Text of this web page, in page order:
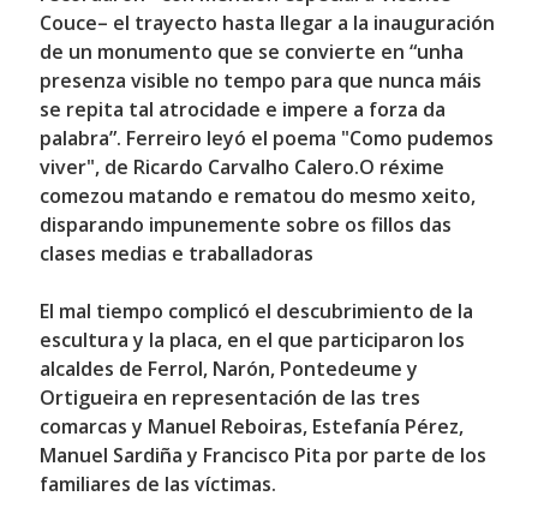
Couce– el trayecto hasta llegar a la inauguración
de un monumento que se convierte en “unha
presenza visible no tempo para que nunca máis
se repita tal atrocidade e impere a forza da
palabra”. Ferreiro leyó el poema "Como pudemos
viver", de Ricardo Carvalho Calero.O réxime
comezou matando e rematou do mesmo xeito,
disparando impunemente sobre os fillos das
clases medias e traballadoras
El mal tiempo complicó el descubrimiento de la
escultura y la placa, en el que participaron los
alcaldes de Ferrol, Narón, Pontedeume y
Ortigueira en representación de las tres
comarcas y Manuel Reboiras, Estefanía Pérez,
Manuel Sardiña y Francisco Pita por parte de los
familiares de las víctimas.